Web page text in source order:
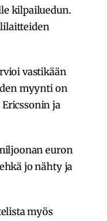
kilpailuedun.
vastikään
myynti on
ja
euron
jo nähty ja
myös